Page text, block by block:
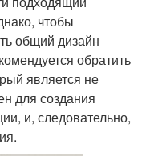
чтобы
общий дизайн
обратить
является не
для создания
и, следовательно,